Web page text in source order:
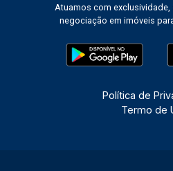
Atuamos com
negociação em imóveis
Política de
Termo de